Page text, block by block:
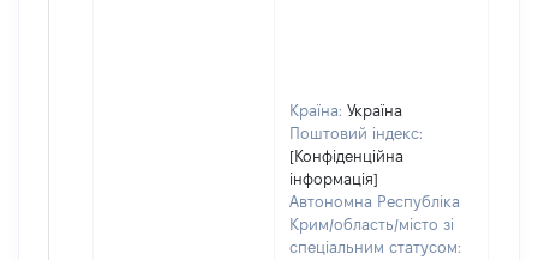
Країна: Україна
Поштовий індекс:
[Конфіденційна
інформація]
Автономна Республіка
Крим/область/місто зі
спеціальним статусом: